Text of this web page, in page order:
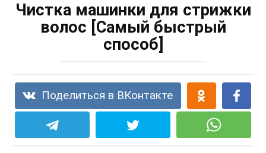
Чистка машинки для стрижки
волос [Самый быстрый
способ]
Поделиться в ВКонтакте